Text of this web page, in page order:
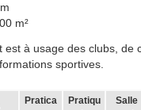
m²
est à usage des clubs, de
sportives.
Pratica
Pratiqu
Salle